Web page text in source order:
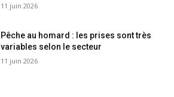
11 juin 2026
Pêche au homard : les prises sont très
variables selon le secteur
11 juin 2026